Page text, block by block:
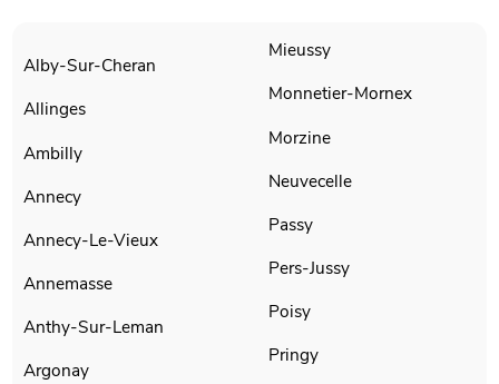
Alby-Sur-Cheran
Allinges
Ambilly
Annecy
Annecy-Le-Vieux
Annemasse
Anthy-Sur-Leman
Argonay
Mieussy
Monnetier-Mornex
Morzine
Neuvecelle
Passy
Pers-Jussy
Poisy
Pringy